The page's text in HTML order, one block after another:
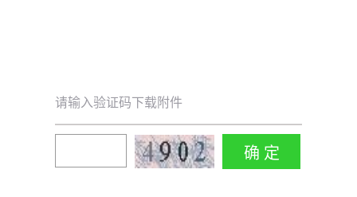
请输入验证码下载附件